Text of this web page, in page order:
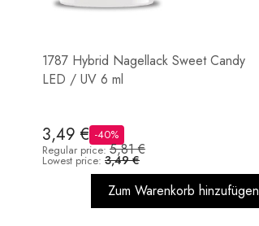
1787 Hybrid Nagellack Sweet Candy
LED / UV 6 ml
3,49 € -40%
Regular price:5,81 €
Lowest price: 3,49 €
Zum Warenkorb hinzufügen